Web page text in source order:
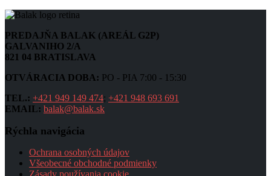
PREDAJŇA BALAK (AREÁL G2P)
GALVANIHO 2/A
821 04 BRATISLAVA
OTVÁRACIA DOBA: PO - PIA 7:00 - 15:30
TEL.: +421 949 149 474; +421 948 693 691
EMAIL: balak@balak.sk
Rýchla navigácia
Ochrana osobných údajov
Všeobecné obchodné podmienky
Zásady používania cookie